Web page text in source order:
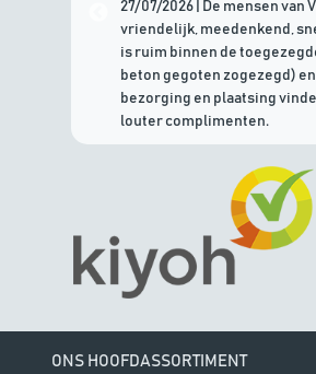
27/07/2026 | De mensen
vriendelijk, meedenkend,
is ruim binnen de
beton gegoten zogezegd)
bezorging en plaatsing
louter complimenten.
ONS HOOFDASSORTIMENT